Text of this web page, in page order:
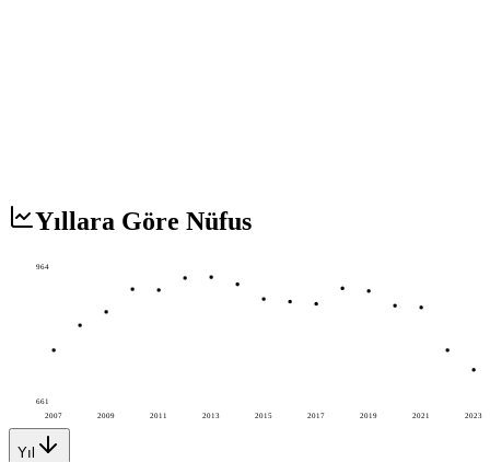
Yıllara Göre Nüfus
2007 2009 2011 2013 2015 2017 2019 2021 2023
964
661
Yıl